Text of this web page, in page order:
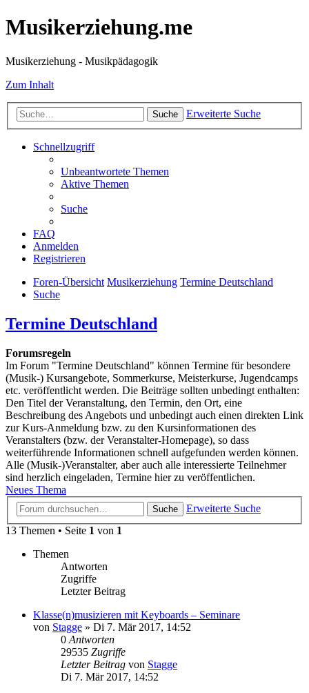
Musikerziehung.me
Musikerziehung - Musikpädagogik
Zum Inhalt
Suche Erweiterte Suche
Schnellzugriff
Unbeantwortete Themen
Aktive Themen
Suche
FAQ
Anmelden
Registrieren
Foren-Übersicht Musikerziehung Termine Deutschland
Suche
Termine Deutschland
Forumsregeln
Im Forum "Termine Deutschland" können Termine für besondere
(Musik-) Kursangebote, Sommerkurse, Meisterkurse, Jugendcamps
etc. veröffentlicht werden. Die Beiträge sollten unbedingt enthalten:
Den Titel der Veranstaltung, den Termin, den Ort, eine
Beschreibung des Angebots und unbedingt auch einen direkten Link
zur Kurs-Anmeldung bzw. zu den Kursinformationen des
Veranstalters (bzw. der Veranstalter-Homepage), so dass
weiterführende Informationen schnell aufgefunden werden können.
Alle (Musik-)Veranstalter, aber auch alle interessierte Teilnehmer
sind herzlich eingeladen, Termine hier zu veröffentlichen.
Neues Thema
Suche
Erweiterte Suche
13 Themen • Seite 1 von 1
Themen
Antworten
Zugriffe
Letzter Beitrag
Klasse(n)musizieren mit Keyboards – Seminare
von Stagge » Di 7. Mär 2017, 14:52
0 Antworten
29535 Zugriffe
Letzter Beitrag von Stagge
Di 7. Mär 2017, 14:52